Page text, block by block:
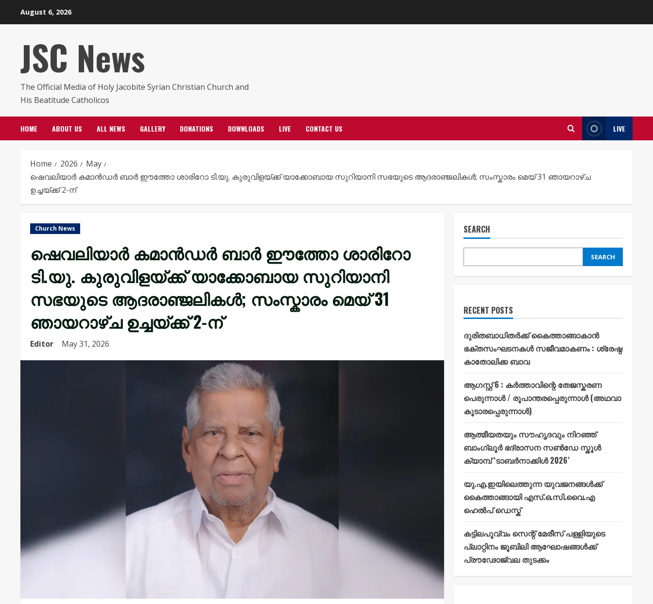
August 6, 2026
JSC News
The Official Media of Holy Jacobite Syrian Christian Church and
His Beatitude Catholicos
HOME ABOUT US ALL NEWS GALLERY DONATIONS DOWNLOADS LIVE CONTACT US LIVE
Home 2026
May
ഷെവലിയാർ കമാൻഡർ ബാർ ഈത്തോ ശാരിറോ ടി.യു. കുരുവിളയ്ക്ക് യാക്കോബായ സുറിയാനി സഭയുടെ ആദരാഞ്ജലികൾ; സംസ്കാരം മെയ് 31 ഞായറാഴ്ച
ഉച്ചയ്ക്ക് 2-ന്
Church News
ഷെവലിയാർ കമാൻഡർ ബാർ ഈത്തോ ശാരിറോ
ടി.യു. കുരുവിളയ്ക്ക് യാക്കോബായ സുറിയാനി
സഭയുടെ ആദരാഞ്ജലികൾ; സംസ്കാരം മെയ് 31
ഞായറാഴ്ച ഉച്ചയ്ക്ക് 2-ന്
Editor May 31, 2026
SEARCH
SEARCH
RECENT POSTS
ദുരിതബാധിതർക്ക് കൈത്താങ്ങാകാൻ
ഭക്തസംഘടനകൾ സജീവമാകണം : ശ്രേഷ്ഠ
കാതോലിക്ക ബാവ
ആഗസ്റ്റ് 6 : കർത്താവിന്റെ തേജസ്കരണ
പെരുന്നാൾ / രൂപാന്തരപ്പെരുന്നാൾ (അഥവാ
കൂടാരപ്പെരുന്നാൾ)
ആത്മീയതയും സൗഹൃദവും നിറഞ്ഞ്
ബാംഗ്ലൂർ ഭദ്രാസന സൺഡേ സ്കൂൾ
ക്യാമ്പ് ‘ടാബർനാക്കിൾ 2026’
യു.എ.ഇയിലെത്തുന്ന യുവജനങ്ങൾക്ക്
കൈത്താങ്ങായി എസ്.ഒ.സി.വൈ.എ
ഹെൽപ് ഡെസ്ക്
കട്ടിലപൂവ്വം സെന്റ് മേരീസ് പള്ളിയുടെ
പ്ലാറ്റിനം ജൂബിലി ആഘോഷങ്ങൾക്ക്
പ്രൗഢോജ്വല തുടക്കം